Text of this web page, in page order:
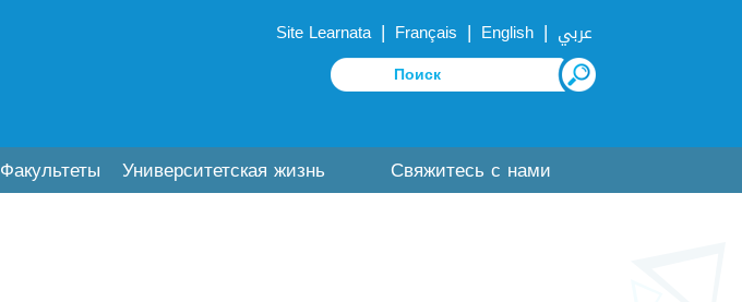
Site Learnata | Français | English | عربي
Факультеты Университетская жизнь Свяжитесь с нами